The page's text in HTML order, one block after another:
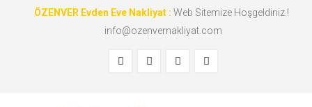
ÖZENVER Evden Eve Nakliyat : Web Sitemize Hoşgeldiniz.!
info@ozenvernakliyat.com